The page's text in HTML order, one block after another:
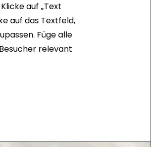
auf „Text
auf das Textfeld,
Füge alle
relevant